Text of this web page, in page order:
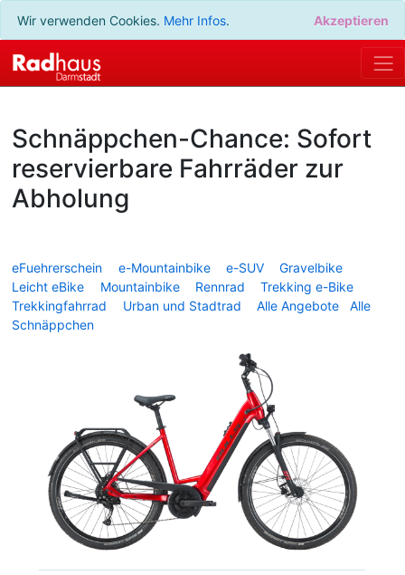
Wir verwenden Cookies. Mehr Infos. Akzeptieren
Schnäppchen-Chance: Sofort
reservierbare Fahrräder zur
Abholung
eFuehrerschein e-Mountainbike e-SUV
Gravelbike
Leicht eBike
Mountainbike Rennrad
Trekking e-Bike
Trekkingfahrrad
Urban und Stadtrad Alle Angebote
Alle
Schnäppchen
Previous